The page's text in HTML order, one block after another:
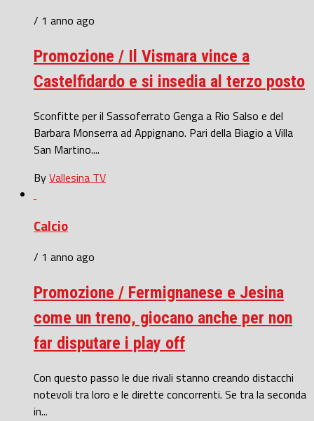
/ 1 anno ago
Promozione / Il Vismara vince a
Castelfidardo e si insedia al terzo posto
Sconfitte per il Sassoferrato Genga a Rio Salso e del
Barbara Monserra ad Appignano. Pari della Biagio a Villa
San Martino....
ByVallesina TV
Calcio
/ 1 anno ago
Promozione / Fermignanese e Jesina
come un treno, giocano anche per non
far disputare i play off
Con questo passo le due rivali stanno creando distacchi
notevoli tra loro e le dirette concorrenti. Se tra la seconda
in...